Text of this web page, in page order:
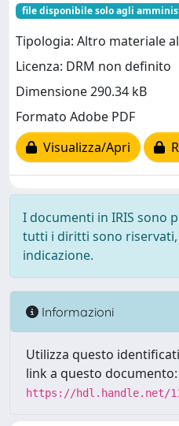
file disponibile solo agli
Tipologia: Altro materiale
Licenza: DRM non definito
Dimensione 290.34 kB
Formato Adobe PDF
Visualizza/Apri
I documenti in IRIS sono
tutti i diritti sono riservati,
indicazione.
Informazioni
Utilizza questo
link a questo documento:
https://hdl.handle.net/